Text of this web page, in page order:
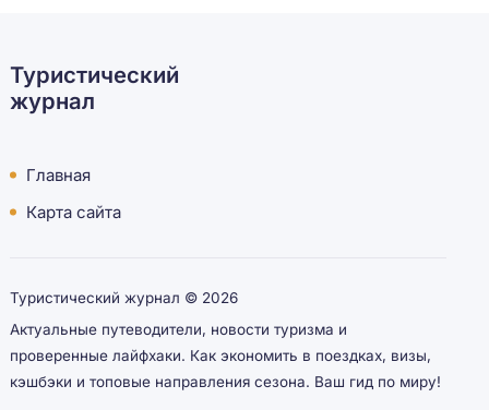
Туристический
журнал
Главная
Карта сайта
Туристический журнал © 2026
Актуальные путеводители, новости туризма и
проверенные лайфхаки. Как экономить в поездках, визы,
кэшбэки и топовые направления сезона. Ваш гид по миру!